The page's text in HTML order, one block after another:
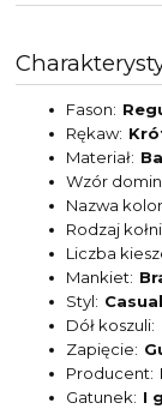
Fason
Rękaw
Materiał
Wzór
Nazwa
Rodzaj
Liczba
Mankiet
Styl
Dół koszuli
Zapięcie
Producent
Gatunek
I